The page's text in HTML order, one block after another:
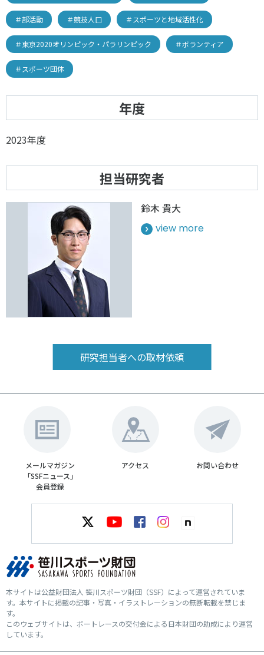
＃部活動 ＃競技人口 ＃スポーツと地域活性化
＃東京2020オリンピック・パラリンピック ＃ボランティア
＃スポーツ団体
年度
2023年度
担当研究者
鈴木 貴大
view more
研究担当者への取材依頼
メールマガジン
「SSFニュース」
会員登録
アクセス お問い合わせ
本サイトは公益財団法人 笹川スポーツ財団（SSF）によって運営されていま
す。本サイトに掲載の記事・写真・イラストレーションの無断転載を禁じま
す。
このウェブサイトは、ボートレースの交付金による日本財団の助成により運営
しています。